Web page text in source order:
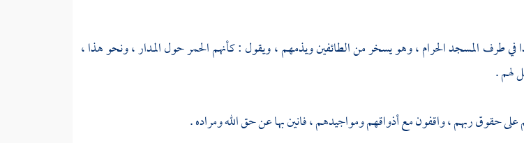
طرف المسجد الحرام ، وهو يسخر من الطائفين ويذمهم ، ويقول : كأنهم الحمر حول المدار ، ونحو هذا ،
لهم .
حقوق ربهم ، واقفون مع أذواقهم ومواجيدهم ، فانين بها عن حق الله ومراده .